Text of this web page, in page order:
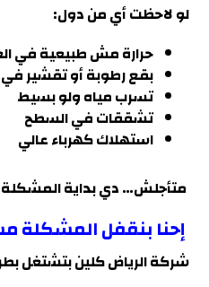
لو لاحظت أي من دول:
حرارة مش طبيعية في
بقع رطوبة أو تقشير
تسرب مياه ولو بسيط
تشققات في السطح
استهلاك كهرباء عالي
متأجلش… دي بداية
إحنا بنقفل
شركة الرياض كلين بتشتغل